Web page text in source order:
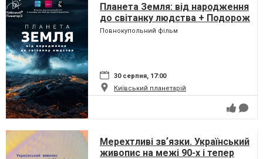
Планета Земля: від народження
до світанку людства + Подорож
сузір'ями (класична програма)
Повнокупольний фільм
30 серпня, 17:00
Київський планетарій
Мерехтливі звʼязки. Український
живопис на межі 90-х і тепер